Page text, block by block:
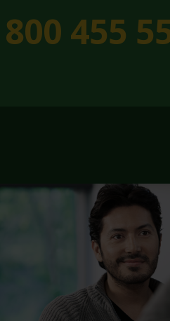
455